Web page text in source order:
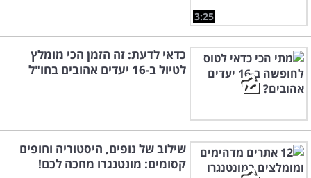
3:25
כדאי לדעת: זה הזמן הכי מומלץ
לטיול ב-16 יעדים אהובים בחו"ל
שילוב של נופים, היסטוריה וחופים
קסומים: מונטנגרו מחכה לכם!